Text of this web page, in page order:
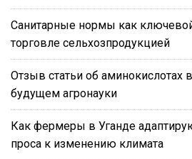
Санитарные нормы как
торговле сельхозпродукцией
Отзыв статьи об аминокислотах
будущем агронауки
Как фермеры в Уганде
проса к изменению климата